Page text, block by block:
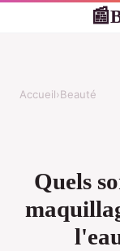
📰
Accueil›Beauté
Quels